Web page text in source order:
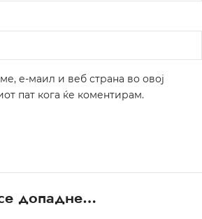
е-маил и веб страна во овој
пат кога ќе коментирам.
допадне…